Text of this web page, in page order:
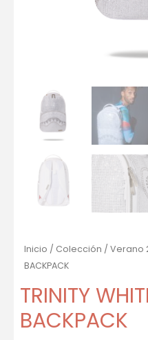
Inicio / Colección / Verano
BACKPACK
TRINITY
BACKPACK